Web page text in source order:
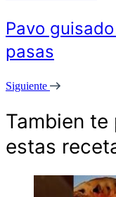
Pavo
pasas
Siguiente
Tambien
estas